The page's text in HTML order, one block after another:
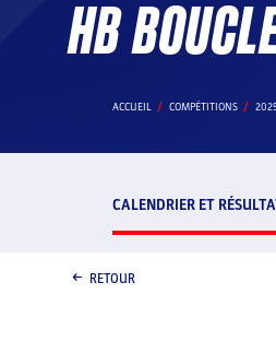
HB
ACCUEIL COMPÉTITIONS
CALENDRIER ET
RETOUR